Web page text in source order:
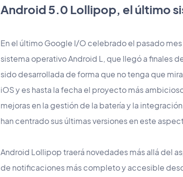
Android 5.0 Lollipop, el último
En el último Google I/O celebrado el pasado
sistema operativo Android L, que llegó a finales
sido desarrollada de forma que no tenga que
iOS y es hasta la fecha el proyecto más
mejoras en la gestión de la batería y la
han centrado sus últimas versiones en este
Android Lollipop traerá novedades más allá del
de notificaciones más completo y accesible